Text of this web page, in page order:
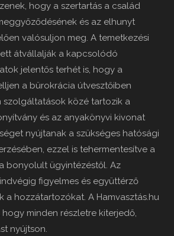
hogy a szertartás a család
és az elhunyt
valósuljon meg. A temetkezési
átvállalják a kapcsolódó
jelentős terhét is, hogy a
a bürokrácia útvesztőiben
szolgáltatások közé tartozik a
és az anyakönyvi kivonat
nyújtanak a szükséges hatósági
ezzel is tehermentesítve a
bonyolult ügyintézéstől. Az
figyelmes és együttérző
a hozzátartozókat. A Hamvasztás.hu
minden részletre kiterjedő,
nyújtson.